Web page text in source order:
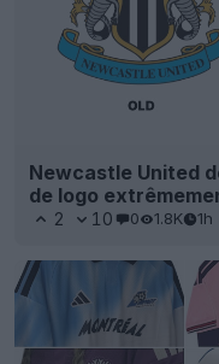
Newcastle United
de logo
2 10 0 1.8K 1h